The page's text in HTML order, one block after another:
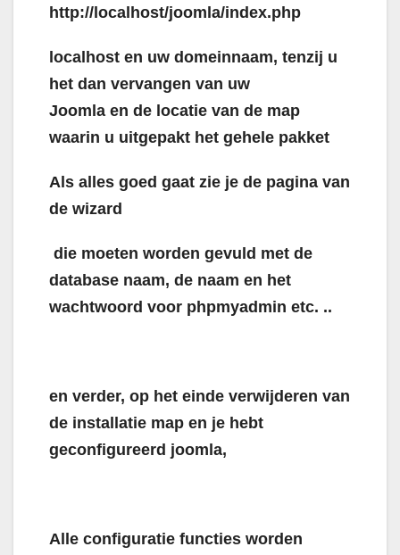
http://localhost/joomla/index.php
localhost en uw domeinnaam, tenzij u
het dan vervangen van uw
Joomla en de locatie van de map
waarin u uitgepakt het gehele pakket
Als alles goed gaat zie je de pagina van
de wizard
die moeten worden gevuld met de
database naam, de naam en het
wachtwoord voor phpmyadmin etc. ..
en verder, op het einde verwijderen van
de installatie map en je hebt
geconfigureerd joomla,
Alle configuratie functies worden